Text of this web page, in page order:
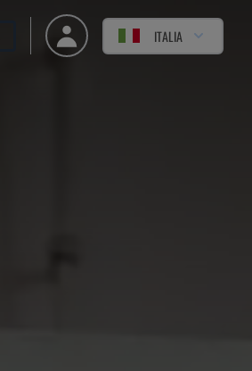
ITALIA